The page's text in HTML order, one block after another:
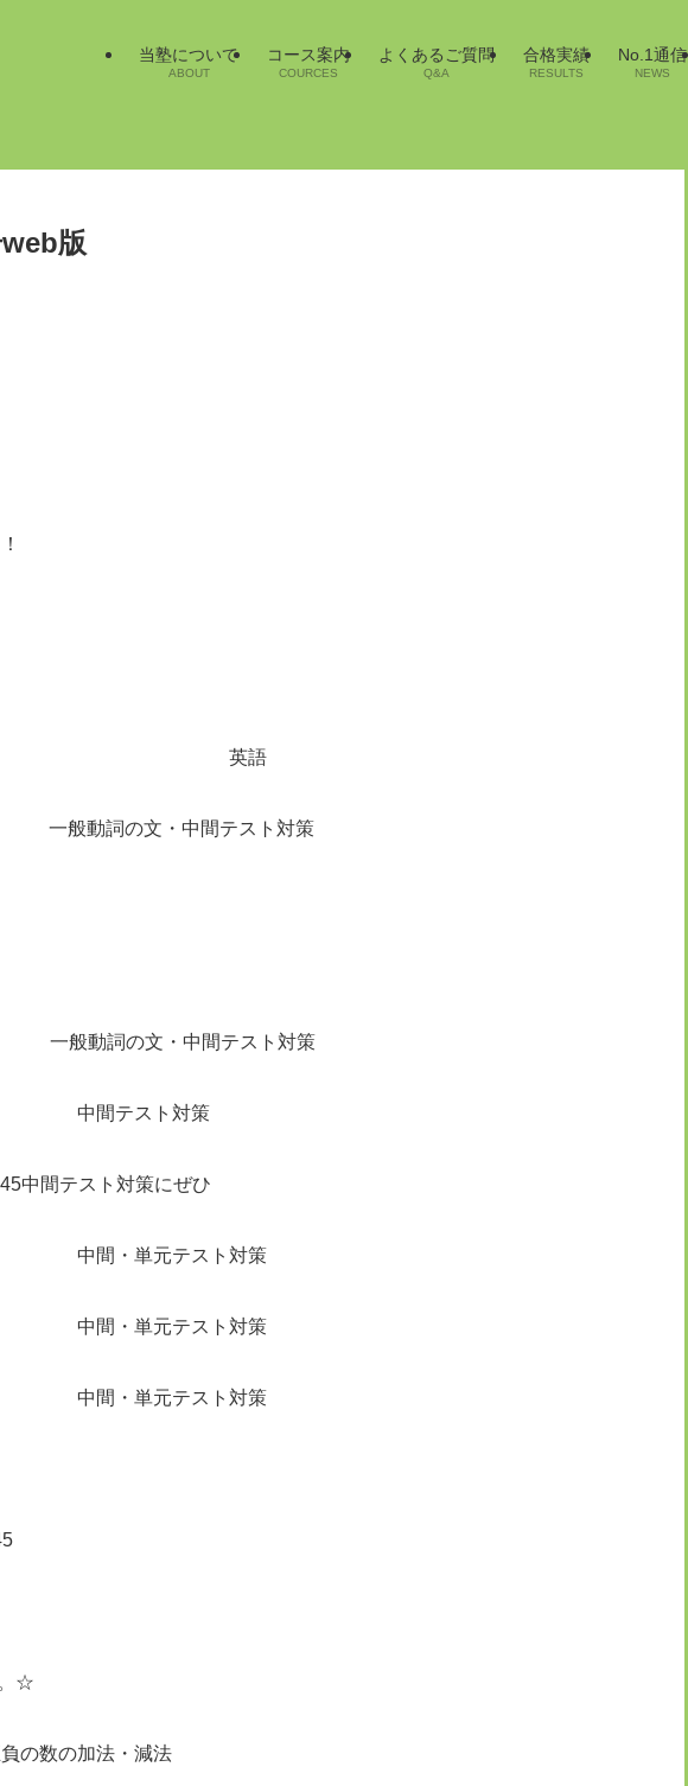
当塾について
ABOUT
コース案内
COURCES
よくあるご質問
Q&A
合格実績
RESULTS
No.1通信
NEWS
版
の授業
英語
一般動詞の文・中間テスト対策
休み】
休み】
般動詞の文・中間テスト対策
中間テスト対策
中間テスト対策にぜひ
中間・単元テスト対策
中間・単元テスト対策
中間・単元テスト対策
7:40 ～9:45
お休み】
☆
の数の加法・減法